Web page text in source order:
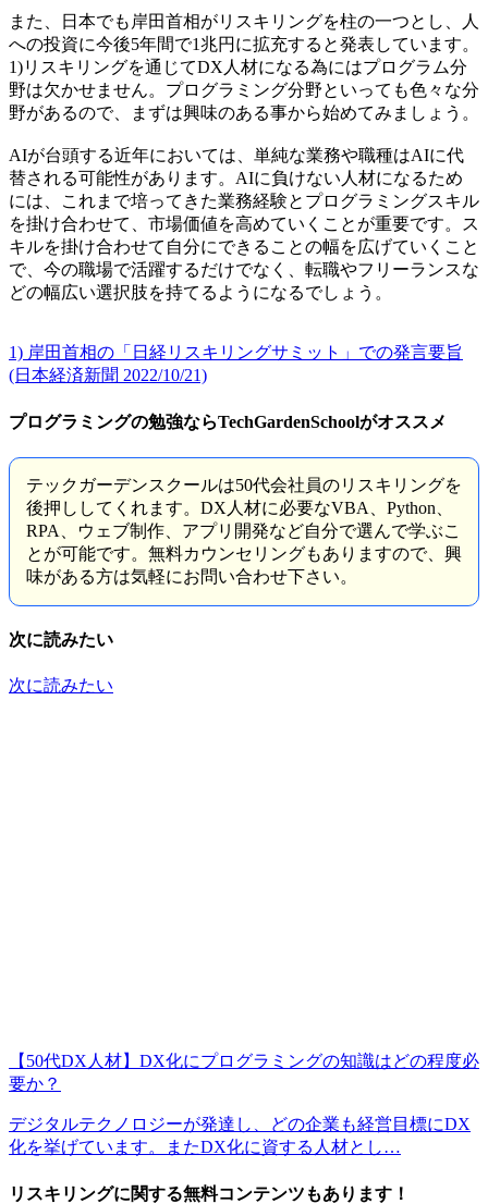
また、日本でも岸田首相がリスキリングを柱の一つとし、人
への投資に今後5年間で1兆円に拡充すると発表しています。
1)リスキリングを通じてDX人材になる為にはプログラム分
野は欠かせません。プログラミング分野といっても色々な分
野があるので、まずは興味のある事から始めてみましょう。
AIが台頭する近年においては、単純な業務や職種はAIに代
替される可能性があります。AIに負けない人材になるため
には、これまで培ってきた業務経験とプログラミングスキル
を掛け合わせて、市場価値を高めていくことが重要です。ス
キルを掛け合わせて自分にできることの幅を広げていくこと
で、今の職場で活躍するだけでなく、転職やフリーランスな
どの幅広い選択肢を持てるようになるでしょう。
1) 岸田首相の「日経リスキリングサミット」での発言要旨
(日本経済新聞 2022/10/21)
プログラミングの勉強ならTechGardenSchoolがオススメ
テックガーデンスクールは50代会社員のリスキリングを
後押ししてくれます。DX人材に必要なVBA、Python、
RPA、ウェブ制作、アプリ開発など自分で選んで学ぶこ
とが可能です。無料カウンセリングもありますので、興
味がある方は気軽にお問い合わせ下さい。
次に読みたい
次に読みたい
【50代DX人材】DX化にプログラミングの知識はどの程度必
要か？
デジタルテクノロジーが発達し、どの企業も経営目標にDX
化を挙げています。またDX化に資する人材とし…
リスキリングに関する無料コンテンツもあります！